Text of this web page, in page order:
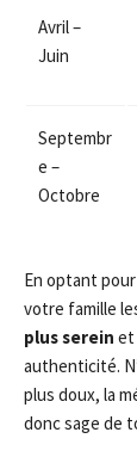
Avril –
Juin
Septembr
e –
Octobre
En optant
votre famille
plus serein et
authenticité.
plus doux, la
donc sage de